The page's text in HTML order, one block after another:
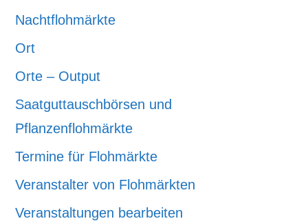
Nachtflohmärkte
Ort
Orte – Output
Saatguttauschbörsen und
Pflanzenflohmärkte
Termine für Flohmärkte
Veranstalter von Flohmärkten
Veranstaltungen bearbeiten